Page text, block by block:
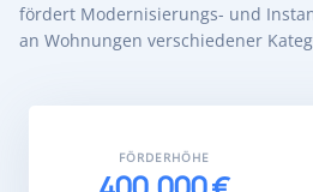
fördert Modernisierungs- und
an Wohnungen verschiedener
FÖRDERHÖHE